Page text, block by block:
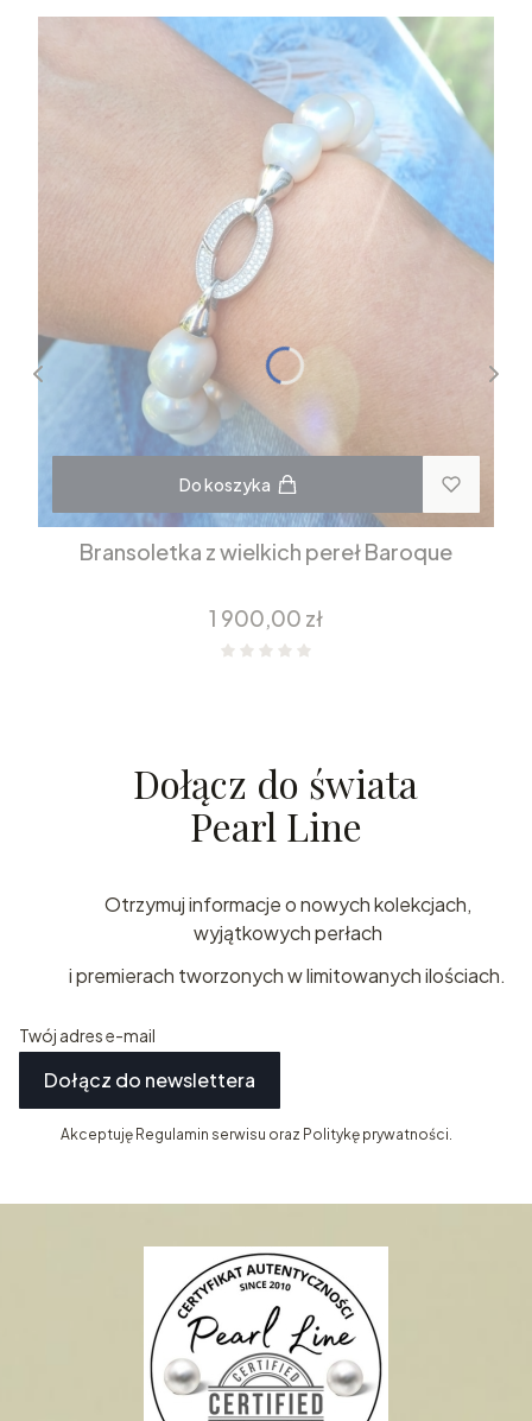
Do koszyka
Bransoletka z wielkich pereł Baroque
Cena
1 900,00 zł
Dołącz do świata
Pearl Line
Otrzymuj informacje o nowych kolekcjach,
wyjątkowych perłach
i premierach tworzonych w limitowanych ilościach.
Twój adres e-mail
Dołącz do newslettera
Akceptuję Regulamin serwisu oraz Politykę prywatności.